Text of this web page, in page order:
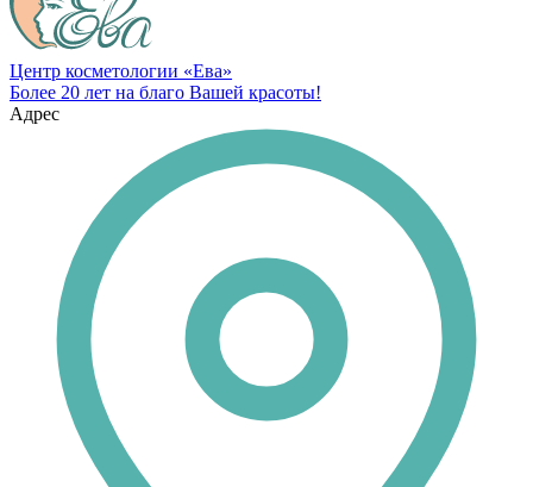
Центр косметологии «Ева»
Более 20 лет на благо Вашей красоты!
Адрес